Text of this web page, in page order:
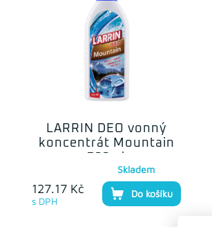
LARRIN DEO vonný
koncentrát Mountain
127.17 Kč
s DPH
Skladem
Do košíku